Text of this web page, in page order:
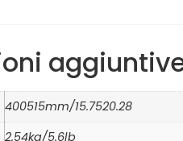
400515mm/15.7520.28
2.54kg/5.6lb